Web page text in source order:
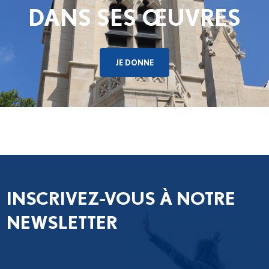
DANS SES ŒUVRES
JE DONNE
INSCRIVEZ-VOUS À NOTRE
NEWSLETTER